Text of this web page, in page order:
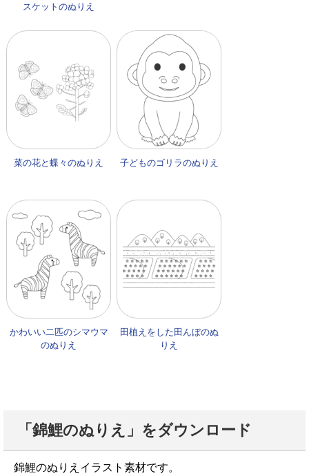
スケットのぬりえ
菜の花と蝶々のぬりえ 子どものゴリラのぬりえ
かわいい二匹のシマウマ
のぬりえ
田植えをした田んぼのぬ
りえ
「錦鯉のぬりえ」をダウンロード
錦鯉のぬりえイラスト素材です。